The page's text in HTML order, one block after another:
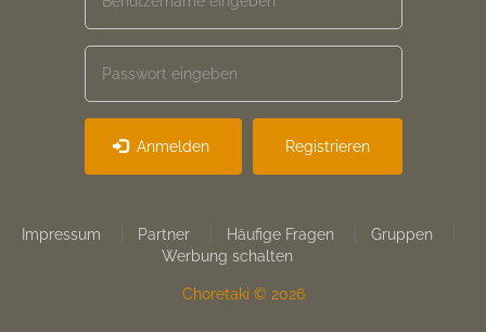
Anmelden Registrieren
Footer
Impressum Partner Häufige Fragen
Gruppen
Werbung schalten
Choretaki © 2026